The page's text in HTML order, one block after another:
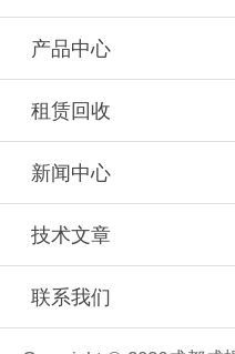
产品中心
租赁回收
新闻中心
技术文章
联系我们